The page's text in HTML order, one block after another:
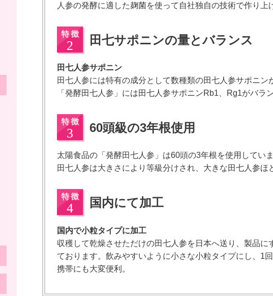
人参の発酵に適した麹菌を使って自社独自の技術で作り
田七サポニンの量とバランス
田七人参サポニン
田七人参には特有の成分として数種類の田七人参サポニ
「発酵田七人参」には田七人参サポニンRb1、Rg1がバラ
60頭級の3年根使用
太陽食品の「発酵田七人参」は60頭
田七人参は大きさにより等級分けされ、大きな田七人参ほ
国内にて加工
国内で小粒タイプに加工
収穫して乾燥させただけの田七人参を日本へ送り、製品
ております。飲みやすいように小さな小粒タイプにし、1
携帯にも大変便利。